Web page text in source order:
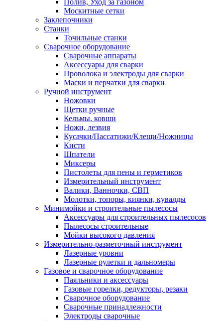
Полив, Уход за газоном
Москитные сетки
Заклепочники
Станки
Точильные станки
Сварочное оборудование
Сварочные аппараты
Аксессуары для сварки
Проволока и электроды для сварки
Маски и перчатки для сварки
Ручной инструмент
Ножовки
Щетки ручные
Кельмы, ковши
Ножи, лезвия
Кусачки/Пассатижи/Клещи/Ножницы
Кисти
Шпатели
Миксеры
Пистолеты для пены и герметиков
Измерительный инструмент
Валики, Ванночки, СВП
Молотки, топоры, киянки, кувалды
Минимойки и строительные пылесосы
Аксессуары для строительных пылесосов
Пылесосы строительные
Мойки высокого давления
Измерительно-разметочный инструмент
Лазерные уровни
Лазерные рулетки и дальномеры
Газовое и сварочное оборудование
Паяльники и аксессуары
Газовые горелки, редукторы, резаки
Сварочное оборудование
Сварочные принадлежности
Электроды сварочные